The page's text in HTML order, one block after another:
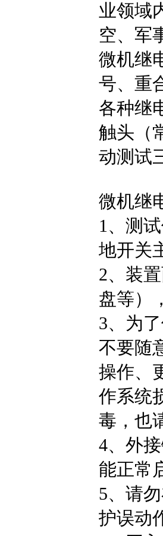
业领域
空、军
微机继
号、重
各种继
触头（
动测试
微机继
1、测
地开关
2、装
盘等）
3、为
不要随
操作、
作系统
毒，也
4、外
能正常
5、请
护误动